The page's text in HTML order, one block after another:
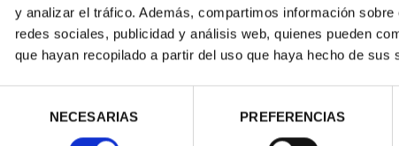
y analizar el tráfico. Además, compartimos información
redes sociales, publicidad y análisis web, quienes pueden
que hayan recopilado a partir del uso que haya hecho de sus
consentimiento
NECESARIAS PREFERENCIAS